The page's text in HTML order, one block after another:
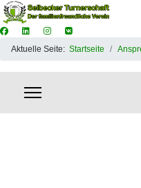
Aktuelle Seite: Startseite